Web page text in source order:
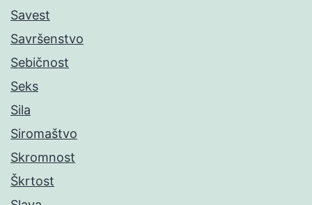
Savest
Savršenstvo
Sebičnost
Seks
Sila
Siromaštvo
Skromnost
Škrtost